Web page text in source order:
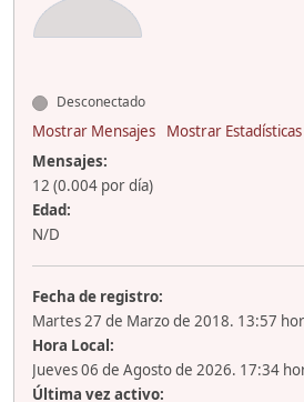
Desconectado
Mostrar Mensajes
Mostrar Estadísticas
Mensajes:
12 (0.004 por día)
Edad:
N/D
Fecha de registro:
Martes 27 de Marzo de 2018. 13:57
Hora Local:
Jueves 06 de Agosto de 2026. 17:34
Última vez activo: